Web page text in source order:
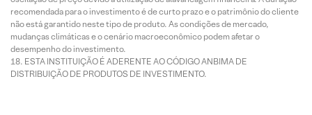
recomendada para o investimento é de curto prazo e o patrimônio do cliente
não está garantido neste tipo de produto. As condições de mercado,
mudanças climáticas e o cenário macroeconômico podem afetar o
desempenho do investimento.
ESTA INSTITUIÇÃO É ADERENTE AO CÓDIGO ANBIMA DE
DISTRIBUIÇÃO DE PRODUTOS DE INVESTIMENTO.